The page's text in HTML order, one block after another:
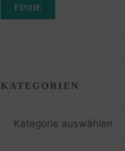
KATEGORIEN
Kategorien